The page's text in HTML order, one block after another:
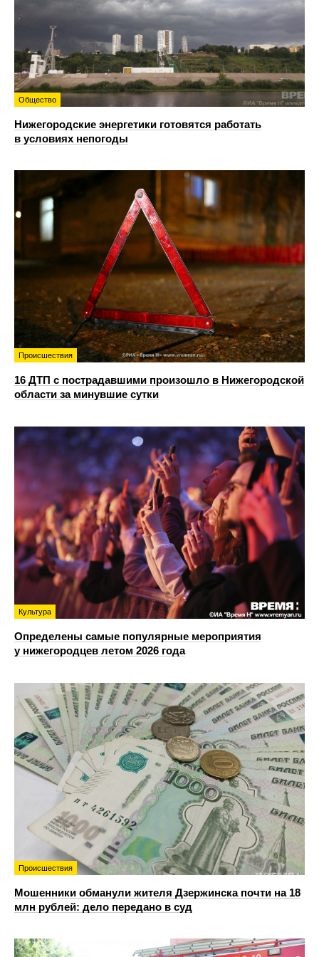
Общество
Нижегородские энергетики готовятся работать
в условиях непогоды
Происшествия
16 ДТП с пострадавшими произошло в Нижегородской
области за минувшие сутки
Культура
Определены самые популярные мероприятия
у нижегородцев летом 2026 года
Происшествия
Мошенники обманули жителя Дзержинска почти на 18
млн рублей: дело передано в суд